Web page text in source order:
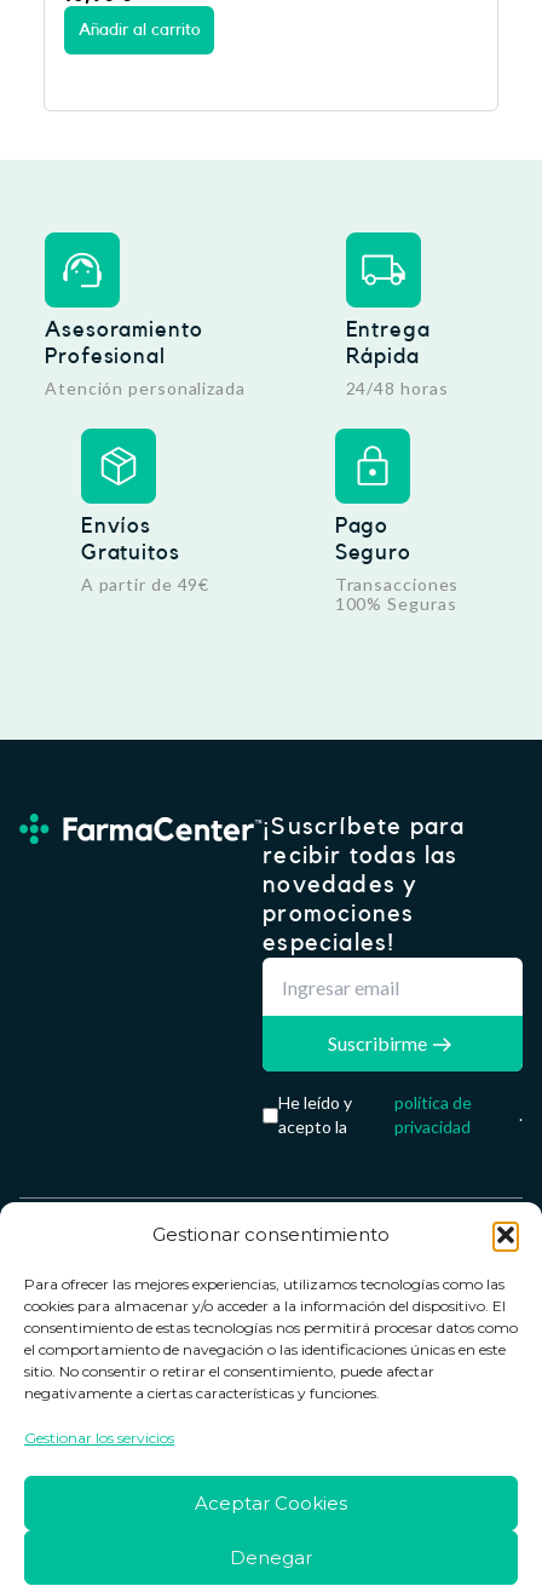
Gestionar consentimiento
Para ofrecer las mejores experiencias, utilizamos tecnologías como las
cookies para almacenar y/o acceder a la información del dispositivo. El
consentimiento de estas tecnologías nos permitirá procesar datos como
el comportamiento de navegación o las identificaciones únicas en este
sitio. No consentir o retirar el consentimiento, puede afectar
negativamente a ciertas características y funciones.
Gestionar los servicios
Aceptar Cookies
Denegar
Añadir al carrito
Asesoramiento
Profesional
Atención personalizada
Entrega
Rápida
24/48 horas
Envíos
Gratuitos
A partir de 49€
Pago
Seguro
Transacciones
100% Seguras
¡Suscríbete para
recibir todas las
novedades y
promociones
especiales!
Suscribirme
He leído y
acepto la
política de
privacidad
.
Contacto
Contacto
Política de
devoluciones
Horario de
Lun. a Vie.:
18:00h
Términos y
condiciones
Política de
privacidad
cookies
Farmacenter
digital, S.L
B24836249
info@farmacenter.es
de pago